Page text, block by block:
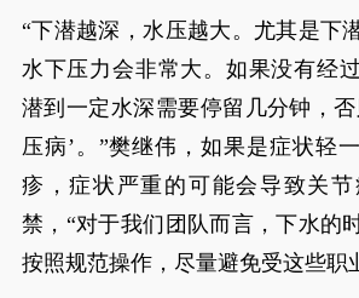
“下潜越深，水压越大。尤其是下
水下压力会非常大。如果没有经
潜到一定水深需要停留几分钟，
压病’。”樊继伟，如果是症状轻
疹，症状严重的可能会导致关
禁，“对于我们团队而言，下水的
按照规范操作，尽量避免受这些职